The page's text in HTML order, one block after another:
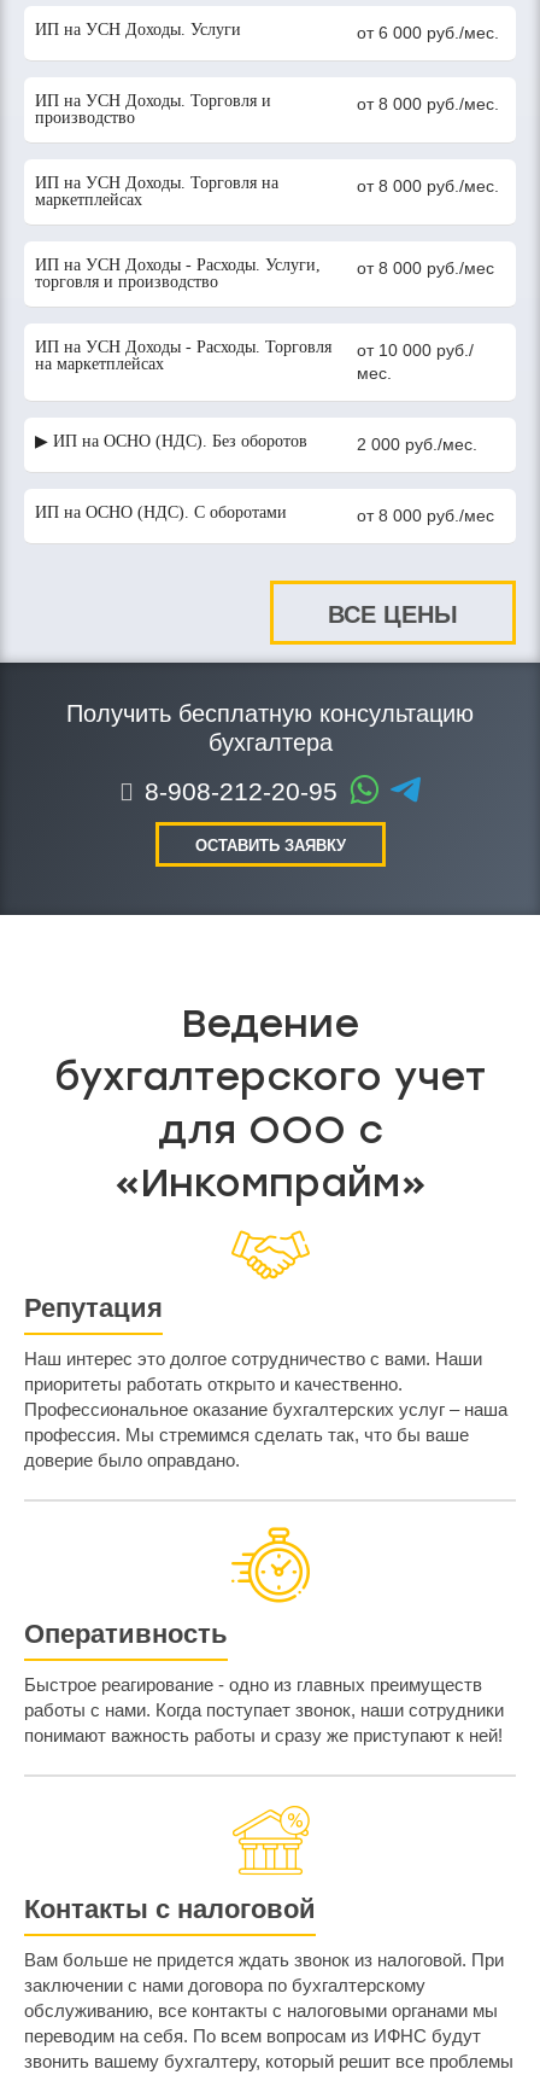
ИП на УСН Доходы. Услуги от 6 000 руб./мес.
ИП на УСН Доходы. Торговля и
производство
от 8 000 руб./мес.
ИП на УСН Доходы. Торговля на
маркетплейсах
от 8 000 руб./мес.
ИП на УСН Доходы - Расходы. Услуги,
торговля и производство
от 8 000 руб./мес
ИП на УСН Доходы - Расходы. Торговля
на маркетплейсах
от 10 000 руб./
мес.
▶ ИП на ОСНО (НДС). Без оборотов 2 000 руб./мес.
ИП на ОСНО (НДС). С оборотами от 8 000 руб./мес
ВСЕ ЦЕНЫ
Получить бесплатную консультацию
бухгалтера
8-908-212-20-95
ОСТАВИТЬ ЗАЯВКУ
Ведение
бухгалтерского учет
для ООО с
«Инкомпрайм»
Репутация
Наш интерес это долгое сотрудничество с вами. Наши
приоритеты работать открыто и качественно.
Профессиональное оказание бухгалтерских услуг – наша
профессия. Мы стремимся сделать так, что бы ваше
доверие было оправдано.
Оперативность
Быстрое реагирование - одно из главных преимуществ
работы с нами. Когда поступает звонок, наши сотрудники
понимают важность работы и сразу же приступают к ней!
Контакты с налоговой
Вам больше не придется ждать звонок из налоговой. При
заключении с нами договора по бухгалтерскому
обслуживанию, все контакты с налоговыми органами мы
переводим на себя. По всем вопросам из ИФНС будут
звонить вашему бухгалтеру, который решит все проблемы